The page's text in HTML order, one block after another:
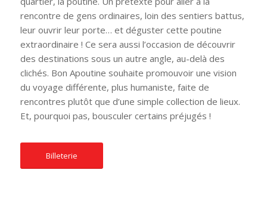
rencontre de gens ordinaires, loin des sentiers battus,
leur ouvrir leur porte… et déguster cette poutine
extraordinaire ! Ce sera aussi l’occasion de découvrir
des destinations sous un autre angle, au-delà des
clichés. Bon Apoutine souhaite promouvoir une vision
du voyage différente, plus humaniste, faite de
rencontres plutôt que d’une simple collection de lieux.
Et, pourquoi pas, bousculer certains préjugés !
Billeterie